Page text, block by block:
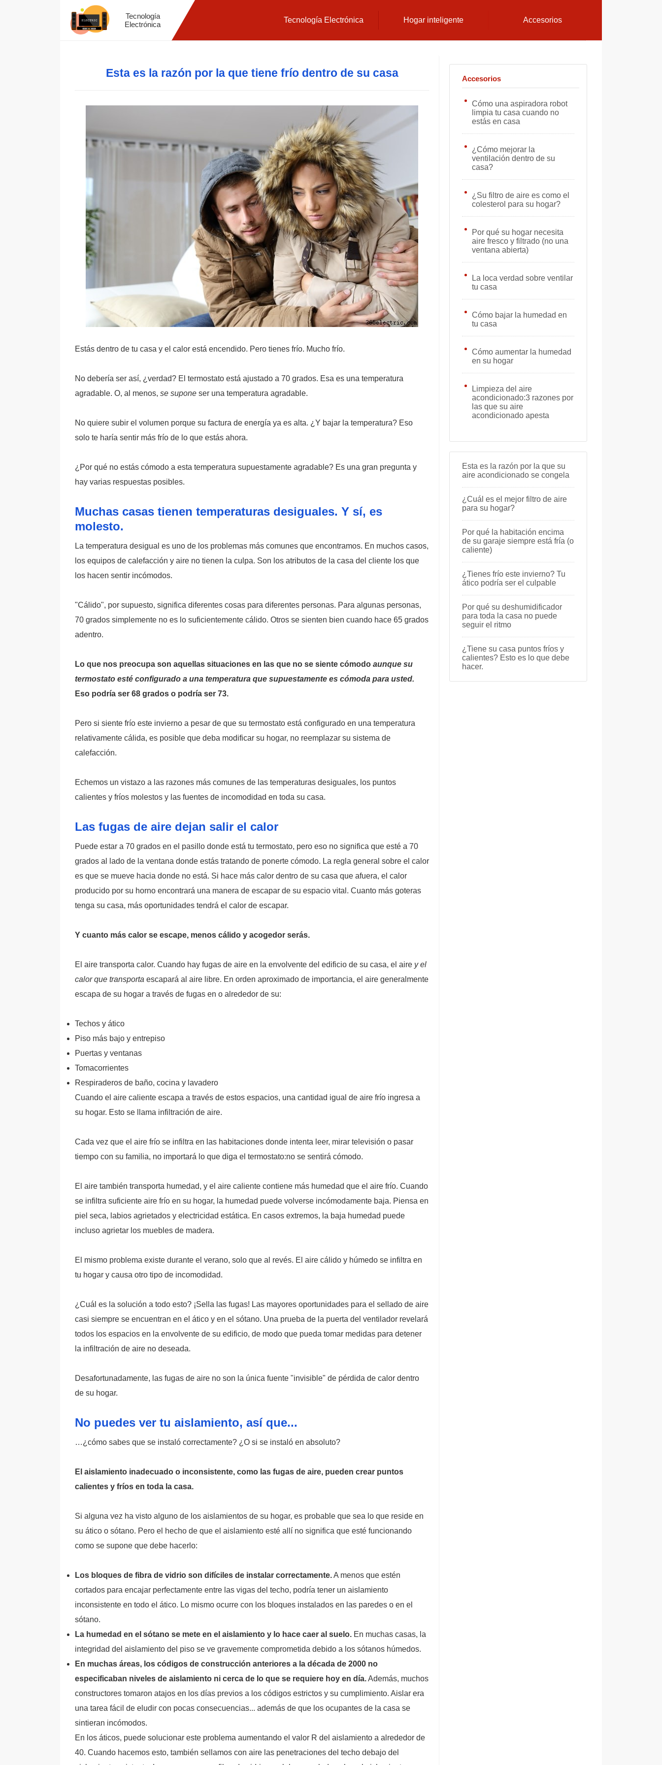
Tecnología
Electrónica
Tecnología Electrónica Hogar inteligente Accesorios
Esta es la razón por la que tiene frío dentro de su casa
Estás dentro de tu casa y el calor está encendido. Pero tienes frío. Mucho frío.
No debería ser así, ¿verdad? El termostato está ajustado a 70 grados. Esa es una temperatura
agradable. O, al menos, se supone ser una temperatura agradable.
No quiere subir el volumen porque su factura de energía ya es alta. ¿Y bajar la temperatura? Eso
solo te haría sentir más frío de lo que estás ahora.
¿Por qué no estás cómodo a esta temperatura supuestamente agradable? Es una gran pregunta y
hay varias respuestas posibles.
Muchas casas tienen temperaturas desiguales. Y sí, es
molesto.
La temperatura desigual es uno de los problemas más comunes que encontramos. En muchos casos,
los equipos de calefacción y aire no tienen la culpa. Son los atributos de la casa del cliente los que
los hacen sentir incómodos.
"Cálido", por supuesto, significa diferentes cosas para diferentes personas. Para algunas personas,
70 grados simplemente no es lo suficientemente cálido. Otros se sienten bien cuando hace 65 grados
adentro.
Lo que nos preocupa son aquellas situaciones en las que no se siente cómodo aunque su
termostato esté configurado a una temperatura que supuestamente es cómoda para usted.
Eso podría ser 68 grados o podría ser 73.
Pero si siente frío este invierno a pesar de que su termostato está configurado en una temperatura
relativamente cálida, es posible que deba modificar su hogar, no reemplazar su sistema de
calefacción.
Echemos un vistazo a las razones más comunes de las temperaturas desiguales, los puntos
calientes y fríos molestos y las fuentes de incomodidad en toda su casa.
Las fugas de aire dejan salir el calor
Puede estar a 70 grados en el pasillo donde está tu termostato, pero eso no significa que esté a 70
grados al lado de la ventana donde estás tratando de ponerte cómodo. La regla general sobre el calor
es que se mueve hacia donde no está. Si hace más calor dentro de su casa que afuera, el calor
producido por su horno encontrará una manera de escapar de su espacio vital. Cuanto más goteras
tenga su casa, más oportunidades tendrá el calor de escapar.
Y cuanto más calor se escape, menos cálido y acogedor serás.
El aire transporta calor. Cuando hay fugas de aire en la envolvente del edificio de su casa, el aire y el
calor que transporta escapará al aire libre. En orden aproximado de importancia, el aire generalmente
escapa de su hogar a través de fugas en o alrededor de su:
Techos y ático
Piso más bajo y entrepiso
Puertas y ventanas
Tomacorrientes
Respiraderos de baño, cocina y lavadero
Cuando el aire caliente escapa a través de estos espacios, una cantidad igual de aire frío ingresa a
su hogar. Esto se llama infiltración de aire.
Cada vez que el aire frío se infiltra en las habitaciones donde intenta leer, mirar televisión o pasar
tiempo con su familia, no importará lo que diga el termostato:no se sentirá cómodo.
El aire también transporta humedad, y el aire caliente contiene más humedad que el aire frío. Cuando
se infiltra suficiente aire frío en su hogar, la humedad puede volverse incómodamente baja. Piensa en
piel seca, labios agrietados y electricidad estática. En casos extremos, la baja humedad puede
incluso agrietar los muebles de madera.
El mismo problema existe durante el verano, solo que al revés. El aire cálido y húmedo se infiltra en
tu hogar y causa otro tipo de incomodidad.
¿Cuál es la solución a todo esto? ¡Sella las fugas! Las mayores oportunidades para el sellado de aire
casi siempre se encuentran en el ático y en el sótano. Una prueba de la puerta del ventilador revelará
todos los espacios en la envolvente de su edificio, de modo que pueda tomar medidas para detener
la infiltración de aire no deseada.
Desafortunadamente, las fugas de aire no son la única fuente "invisible" de pérdida de calor dentro
de su hogar.
No puedes ver tu aislamiento, así que...
…¿cómo sabes que se instaló correctamente? ¿O si se instaló en absoluto?
El aislamiento inadecuado o inconsistente, como las fugas de aire, pueden crear puntos
calientes y fríos en toda la casa.
Si alguna vez ha visto alguno de los aislamientos de su hogar, es probable que sea lo que reside en
su ático o sótano. Pero el hecho de que el aislamiento esté allí no significa que esté funcionando
como se supone que debe hacerlo:
Los bloques de fibra de vidrio son difíciles de instalar correctamente.A menos que estén
cortados para encajar perfectamente entre las vigas del techo, podría tener un aislamiento
inconsistente en todo el ático. Lo mismo ocurre con los bloques instalados en las paredes o en el
sótano.
La humedad en el sótano se mete en el aislamiento y lo hace caer al suelo. En muchas casas, la
integridad del aislamiento del piso se ve gravemente comprometida debido a los sótanos húmedos.
En muchas áreas, los códigos de construcción anteriores a la década de 2000 no
especificaban niveles de aislamiento ni cerca de lo que se requiere hoy en día.Además, muchos
constructores tomaron atajos en los días previos a los códigos estrictos y su cumplimiento. Aislar era
una tarea fácil de eludir con pocas consecuencias... además de que los ocupantes de la casa se
sintieran incómodos.
En los áticos, puede solucionar este problema aumentando el valor R del aislamiento a alrededor de
40. Cuando hacemos esto, también sellamos con aire las penetraciones del techo debajo del
Accesorios
Cómo una aspiradora robot
limpia tu casa cuando no
estás en casa
¿Cómo mejorar la
ventilación dentro de su
casa?
¿Su filtro de aire es como el
colesterol para su hogar?
Por qué su hogar necesita
aire fresco y filtrado (no una
ventana abierta)
La loca verdad sobre ventilar
tu casa
Cómo bajar la humedad en
tu casa
Cómo aumentar la humedad
en su hogar
Limpieza del aire
acondicionado:3 razones por
las que su aire
acondicionado apesta
Esta es la razón por la que su
aire acondicionado se congela
¿Cuál es el mejor filtro de aire
para su hogar?
Por qué la habitación encima
de su garaje siempre está fría (o
caliente)
¿Tienes frío este invierno? Tu
ático podría ser el culpable
Por qué su deshumidificador
para toda la casa no puede
seguir el ritmo
¿Tiene su casa puntos fríos y
calientes? Esto es lo que debe
hacer.